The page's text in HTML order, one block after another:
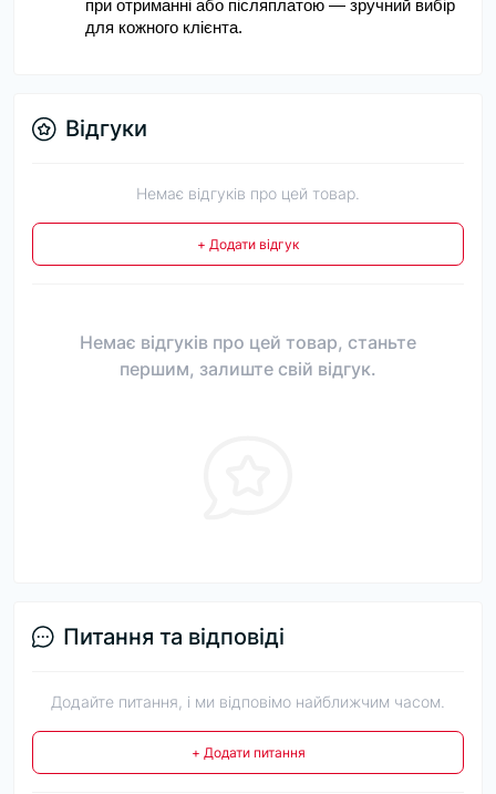
при отриманні або післяплатою — зручний вибір
для кожного клієнта.
Відгуки
Немає відгуків про цей товар.
+ Додати відгук
Немає відгуків про цей товар, станьте
першим, залиште свій відгук.
Питання та відповіді
Додайте питання, і ми відповімо найближчим часом.
+ Додати питання